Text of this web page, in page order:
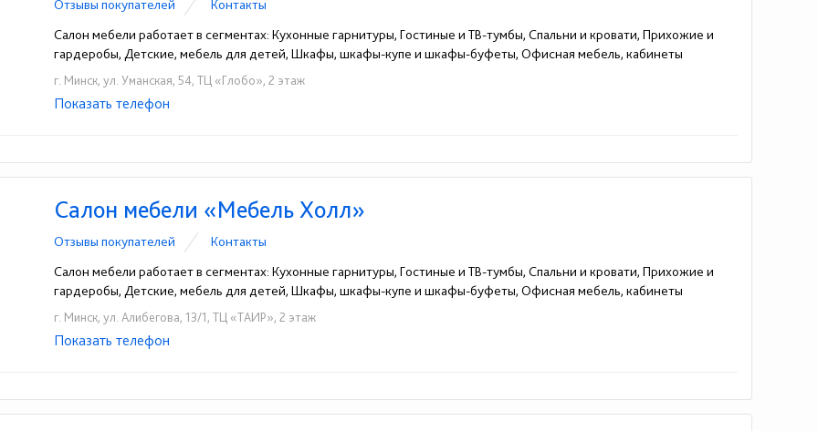
Отзывы покупателей
Контакты
Салон мебели работает в сегментах: Кухонные гарнитуры, Гостиные и ТВ-тумбы, Спальни и кровати, Прихожие и
гардеробы, Детские, мебель для детей, Шкафы, шкафы-купе и шкафы-буфеты, Офисная мебель, кабинеты
г. Минск, ул. Уманская, 54, ТЦ «Глобо», 2 этаж
☎+375 (29) 110-31-15
Показать телефон
Салон мебели «Мебель Холл»
Отзывы покупателей
Контакты
Салон мебели работает в сегментах: Кухонные гарнитуры, Гостиные и ТВ-тумбы, Спальни и кровати, Прихожие и
гардеробы, Детские, мебель для детей, Шкафы, шкафы-купе и шкафы-буфеты, Офисная мебель, кабинеты
г. Минск, ул. Алибегова, 13/1, ТЦ «ТАИР», 2 этаж
☎+375 (29) 175-31-15
Показать телефон